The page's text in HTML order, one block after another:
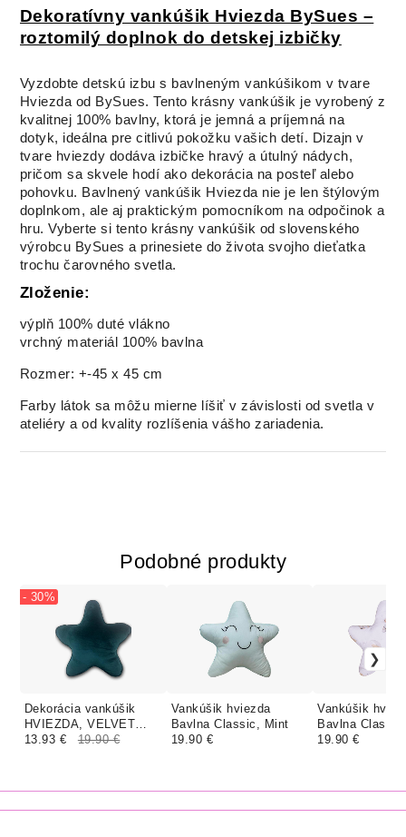
Dekoratívny vankúšik Hviezda BySues –
roztomilý doplnok do detskej izbičky
Vyzdobte detskú izbu s bavlneným vankúšikom v tvare
Hviezda od BySues. Tento krásny vankúšik je vyrobený z
kvalitnej 100% bavlny, ktorá je jemná a príjemná na
dotyk, ideálna pre citlivú pokožku vašich detí. Dizajn v
tvare hviezdy dodáva izbičke hravý a útulný nádych,
pričom sa skvele hodí ako dekorácia na posteľ alebo
pohovku. Bavlnený vankúšik Hviezda nie je len štýlovým
doplnkom, ale aj praktickým pomocníkom na odpočinok a
hru. Vyberte si tento krásny vankúšik od slovenského
výrobcu BySues a prinesiete do života svojho dieťatka
trochu čarovného svetla.
Zloženie:
výplň 100% duté vlákno
vrchný materiál 100% bavlna
Rozmer: +-45 x 45 cm
Farby látok sa môžu mierne líšiť v závislosti od svetla v
ateliéry a od kvality rozlíšenia vášho zariadenia.
Podobné produkty
Dekorácia vankúšik
HVIEZDA, VELVET
SMARAGD
- 30%
13.93 € 19.90 €
Vankúšik hviezda
Bavlna Classic, Mint
19.90 €
Vankúšik
Bavlna Classic,
MACKO NA
19.90 €